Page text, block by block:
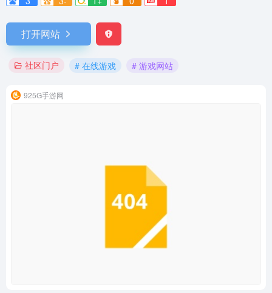
打开网站
社区门户 # 在线游戏 # 游戏网站
925G手游网